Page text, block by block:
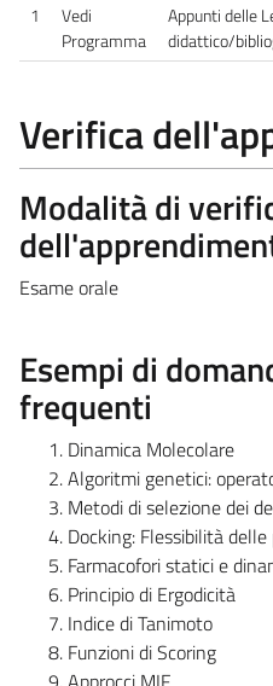
1
Vedi
Programma
Appunti delle
didattico/
Verifica
Modalità di
Esame orale
Esempi di
frequenti
Dinamica Molecolare
Algoritmi genetici:
Metodi di selezione dei
Docking: Flessibilità
Farmacofori statici e
Principio di Ergodicità
Indice di Tanimoto
Funzioni di Scoring